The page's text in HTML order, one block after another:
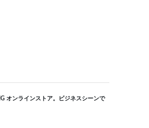
オンラインストア。ビジネスシーンで